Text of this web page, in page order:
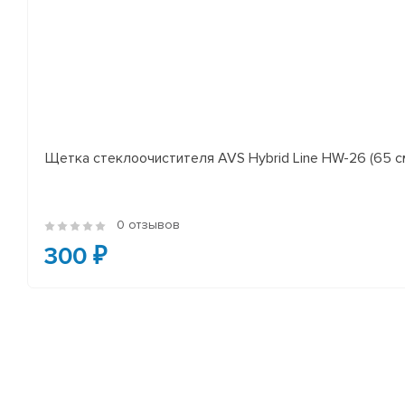
Щетка стеклоочистителя AVS Hybrid Line HW-26 (65
0 отзывов
300 ₽